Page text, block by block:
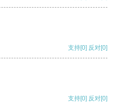
支持[0] 反对[0]
支持[0] 反对[0]